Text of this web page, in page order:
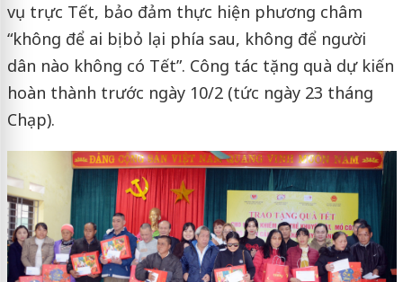
vụ trực Tết, bảo đảm thực hiện phương châm
“không để ai bị bỏ lại phía sau, không để người
dân nào không có Tết”. Công tác tặng quà dự kiến
hoàn thành trước ngày 10/2 (tức ngày 23 tháng
Chạp).